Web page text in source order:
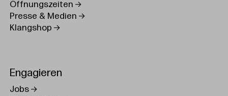
Öffnungszeiten
Presse & Medien
Klangshop
Engagieren
Jobs